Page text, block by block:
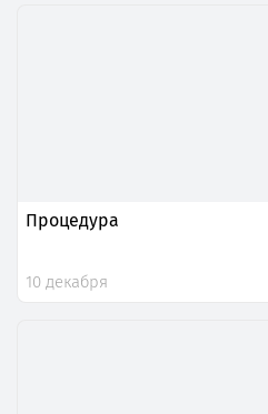
Процедура
10 декабря